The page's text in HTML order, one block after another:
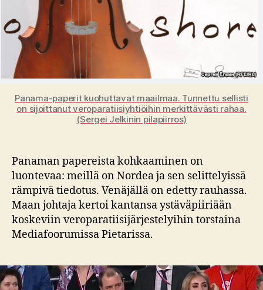
Panama-paperit kuohuttavat maailmaa. Tunnettu sellisti
on sijoittanut veroparatiisiyhtiöihin merkittävästi rahaa.
(Sergei Jelkinin pilapiirros)
Panaman papereista kohkaaminen on
luontevaa: meillä on Nordea ja sen selittelyissä
rämpivä tiedotus. Venäjällä on edetty rauhassa.
Maan johtaja kertoi kantansa ystäväpiiriään
koskeviin veroparatiisijärjestelyihin torstaina
Mediafoorumissa Pietarissa.